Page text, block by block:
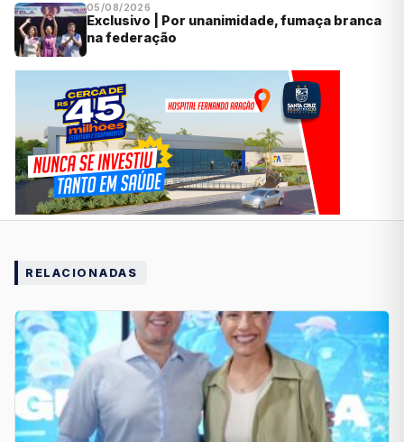
05/08/2026
Exclusivo | Por unanimidade, fumaça branca
na federação
RELACIONADAS